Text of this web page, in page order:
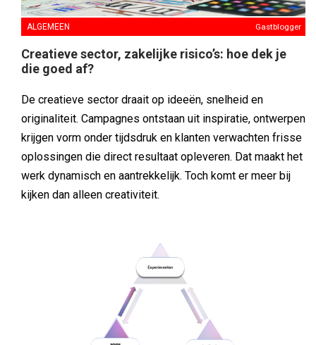
ALGEMEEN Gastblogger
Creatieve sector, zakelijke risico’s: hoe dek je
die goed af?
De creatieve sector draait op ideeën, snelheid en
originaliteit. Campagnes ontstaan uit inspiratie, ontwerpen
krijgen vorm onder tijdsdruk en klanten verwachten frisse
oplossingen die direct resultaat opleveren. Dat maakt het
werk dynamisch en aantrekkelijk. Toch komt er meer bij
kijken dan alleen creativiteit.